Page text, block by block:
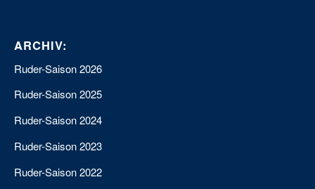
ARCHIV:
Ruder-Saison 2026
Ruder-Saison 2025
Ruder-Saison 2024
Ruder-Saison 2023
Ruder-Saison 2022